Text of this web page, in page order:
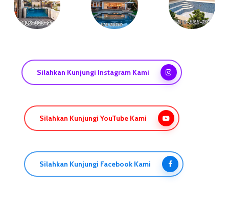
Silahkan Kunjungi Instagram Kami
Silahkan Kunjungi YouTube Kami
Silahkan Kunjungi Facebook Kami